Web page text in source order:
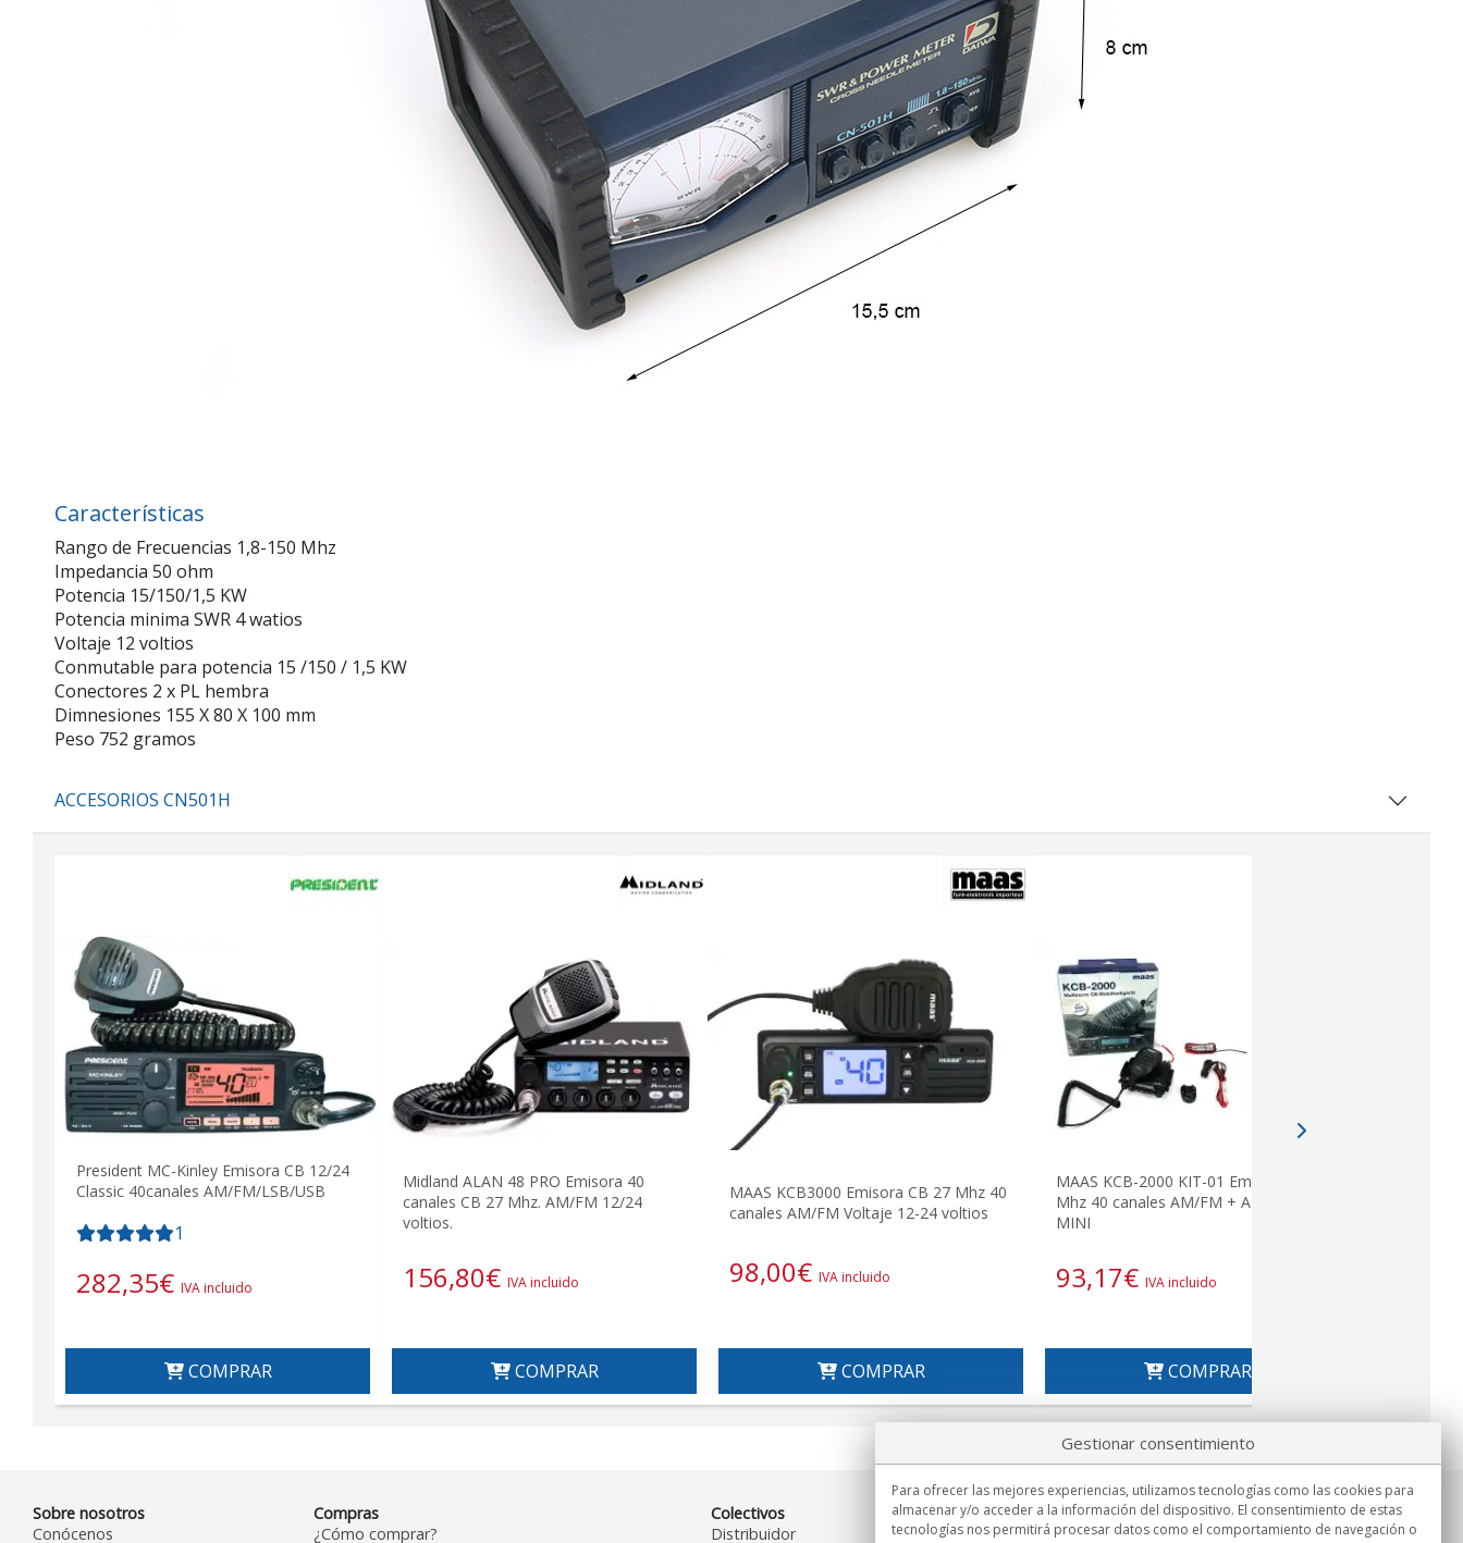
Características
Rango de Frecuencias 1,8-150 Mhz
Impedancia 50 ohm
Potencia 15/150/1,5 KW
Potencia minima SWR 4 watios
Voltaje 12 voltios
Conmutable para potencia 15 /150 / 1,5 KW
Conectores 2 x PL hembra
Dimnesiones 155 X 80 X 100 mm
Peso 752 gramos
ACCESORIOS CN501H
President MC-Kinley Emisora CB 12/24
Classic 40canales AM/FM/LSB/USB
1
282,35€ IVA incluido
COMPRAR
Midland ALAN 48 PRO Emisora 40
canales CB 27 Mhz. AM/FM 12/24
voltios.
156,80€ IVA incluido
COMPRAR
MAAS KCB3000 Emisora CB 27 Mhz 40
canales AM/FM Voltaje 12-24 voltios
98,00€ IVA incluido
COMPRAR
MAAS KCB-2000 KIT-01 Emisora CB 27
Mhz 40 canales AM/FM + ANTENA
MINI
93,17€ IVA incluido
COMPRAR
Sobre nosotros
Conócenos
Compras
¿Cómo comprar?
Colectivos
Distribuidor
Información
Lu.-Vi. 9:00h - 15:00h.
Gestionar consentimiento
Para ofrecer las mejores experiencias, utilizamos tecnologías como las cookies para
almacenar y/o acceder a la información del dispositivo. El consentimiento de estas
tecnologías nos permitirá procesar datos como el comportamiento de navegación o